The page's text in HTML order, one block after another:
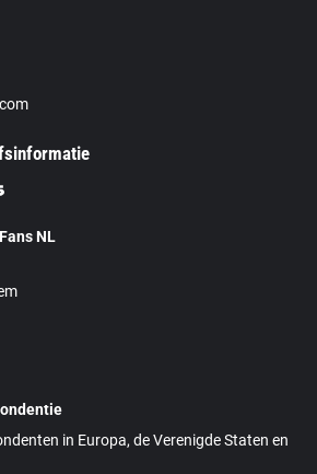
NL
in Europa, de Verenigde Staten en